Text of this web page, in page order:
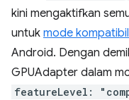
kini mengaktifkan
untuk mode
Android. Dengan
GPUAdapter dalam
featureLevel: